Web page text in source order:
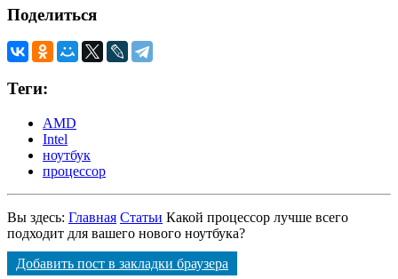
Поделиться
Теги:
AMD
Intel
ноутбук
процессор
Вы здесь: Главная Статьи Какой процессор лучше всего
подходит для вашего нового ноутбука?
Добавить пост в закладки браузера